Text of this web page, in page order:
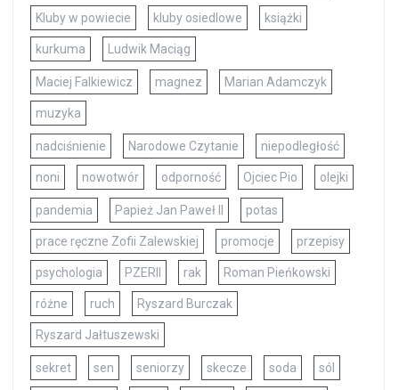
Kluby w powiecie kluby osiedlowe książki
kurkuma Ludwik Maciąg
Maciej Falkiewicz magnez Marian Adamczyk
muzyka
nadciśnienie Narodowe Czytanie niepodległość
noni nowotwór odporność Ojciec Pio olejki
pandemia Papież Jan Paweł II potas
prace ręczne Zofii Zalewskiej promocje przepisy
psychologia PZERII rak Roman Pieńkowski
różne ruch Ryszard Burczak
Ryszard Jałtuszewski
sekret sen seniorzy skecze soda sól